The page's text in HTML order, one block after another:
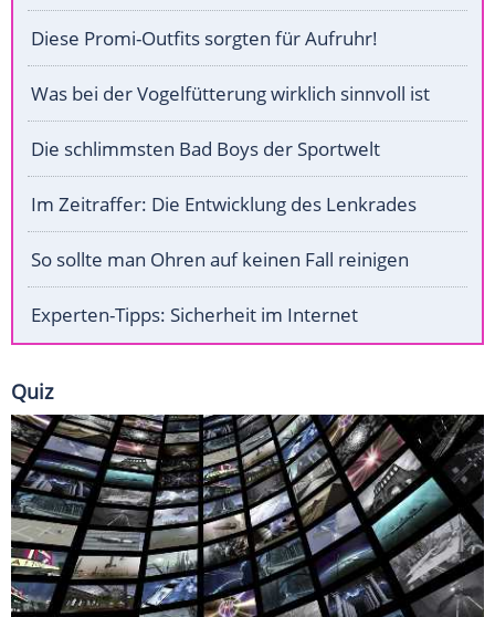
Diese Promi-Outfits sorgten für Aufruhr!
Was bei der Vogelfütterung wirklich sinnvoll ist
Die schlimmsten Bad Boys der Sportwelt
Im Zeitraffer: Die Entwicklung des Lenkrades
So sollte man Ohren auf keinen Fall reinigen
Experten-Tipps: Sicherheit im Internet
Quiz